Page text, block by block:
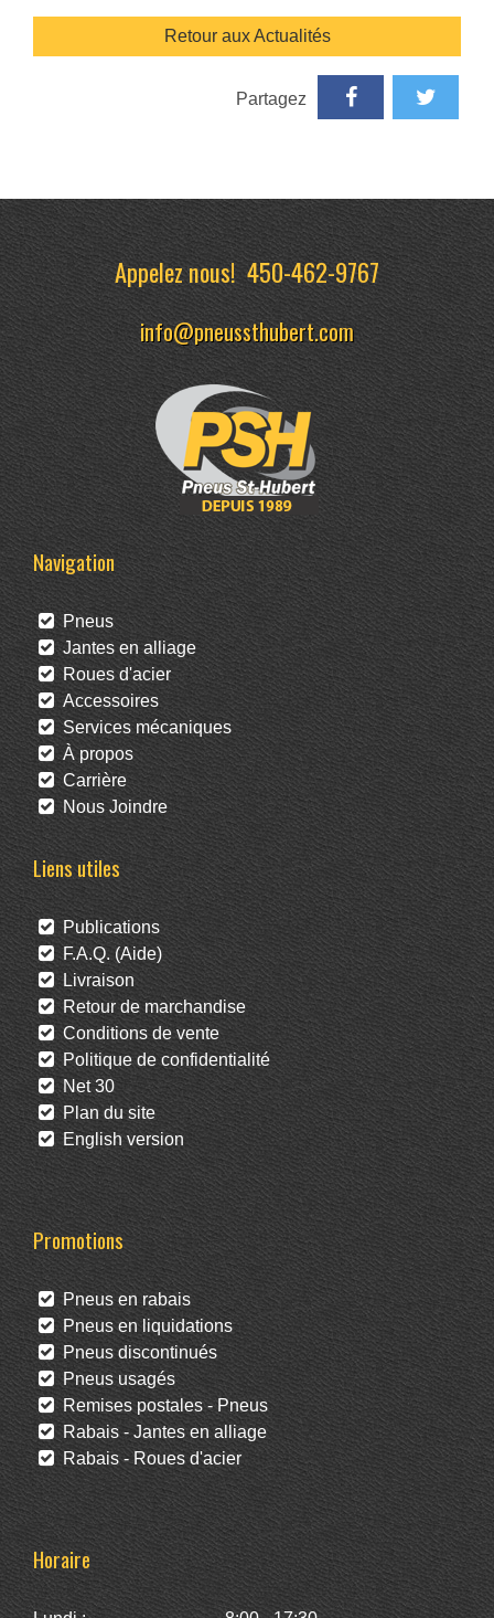
Retour aux Actualités
Partagez
Appelez nous!450-462-9767
info@pneussthubert.com
Navigation
Pneus
Jantes en alliage
Roues d'acier
Accessoires
Services mécaniques
À propos
Carrière
Nous Joindre
Liens utiles
Publications
F.A.Q. (Aide)
Livraison
Retour de marchandise
Conditions de vente
Politique de confidentialité
Net 30
Plan du site
English version
Promotions
Pneus en rabais
Pneus en liquidations
Pneus discontinués
Pneus usagés
Remises postales - Pneus
Rabais - Jantes en alliage
Rabais - Roues d'acier
Horaire